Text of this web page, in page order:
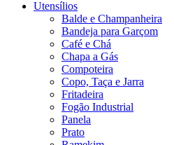
Utensílios
Balde e Champanheira
Bandeja para Garçom
Café e Chá
Chapa a Gás
Compoteira
Copo, Taça e Jarra
Fritadeira
Fogão Industrial
Panela
Prato